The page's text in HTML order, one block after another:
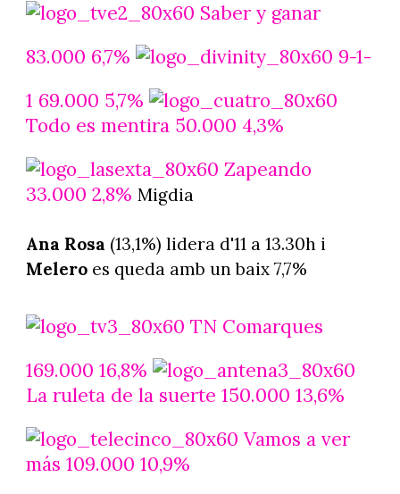
Saber y ganar
83.000 6,7%
9-1-
1 69.000 5,7%
Todo es mentira 50.000 4,3%
Zapeando
33.000 2,8% Migdia
Ana Rosa (13,1%) lidera d'11 a 13.30h i
Meleroes queda amb un baix 7,7%
TN Comarques
169.000 16,8%
La ruleta de la suerte 150.000 13,6%
Vamos a ver
más 109.000 10,9%